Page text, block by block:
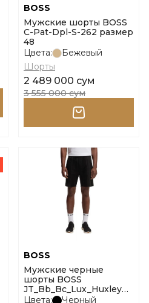
BOSS
Мужские шорты BOSS
C-Pat-Dpl-S-262 размер
48
Цвета:
Бежевый
Шорты
2 489 000 сум
3 555 000 сум
BOSS
Мужские черные
шорты BOSS
JT_Bb_Bc_Lux_Huxley
размер m
Цвета: Черный